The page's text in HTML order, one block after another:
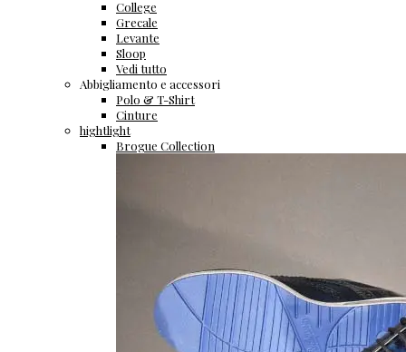
College
Grecale
Levante
Sloop
Vedi tutto
Abbigliamento e accessori
Polo & T-Shirt
Cinture
hightlight
Brogue Collection